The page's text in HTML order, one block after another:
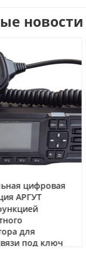
цифровая
АРГУТ
для
под ключ